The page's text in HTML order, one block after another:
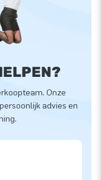
Onze
advies en